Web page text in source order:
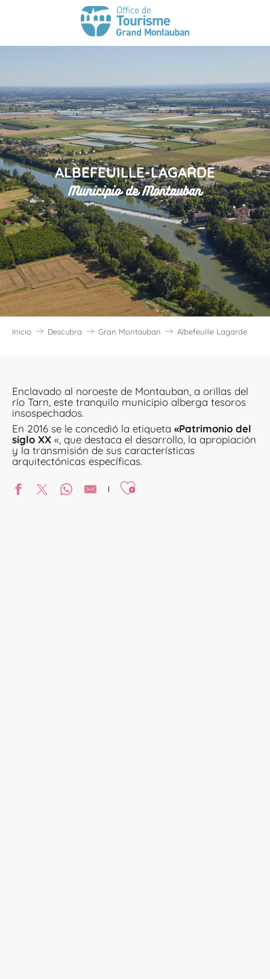
ALBEFEUILLE-LAGARDE
Municipio de Montauban
Inicio Descubra Gran Montauban Albefeuille Lagarde
Enclavado al noroeste de Montauban, a orillas del
río Tarn, este tranquilo municipio alberga tesoros
insospechados.
En 2016 se le concedió la etiqueta «Patrimonio del
siglo XX «, que destaca el desarrollo, la apropiación
y la transmisión de sus características
arquitectónicas específicas.
Ajouter aux favoris